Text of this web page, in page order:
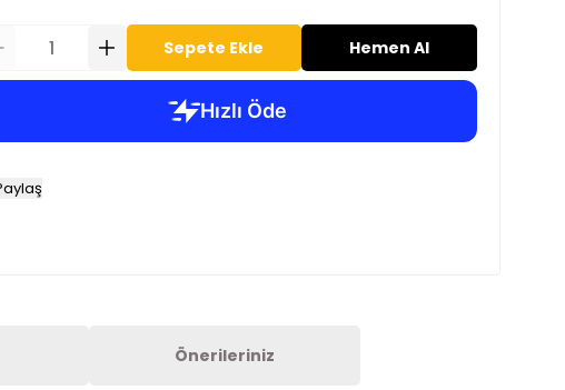
Sepete Ekle Hemen Al
Önerileriniz